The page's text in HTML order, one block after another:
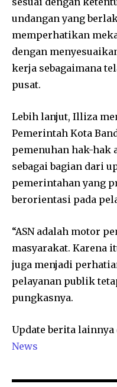
undangan yang
memperhatikan
dengan
kerja sebagaimana
pusat.
Lebih lanjut, Illiza
Pemerintah Kota
pemenuhan hak-hak
sebagai bagian dari
pemerintahan yang
berorientasi pada
“ASN adalah motor
masyarakat. Karena
juga menjadi
pelayanan publik
pungkasnya.
Update berita lainnya
News